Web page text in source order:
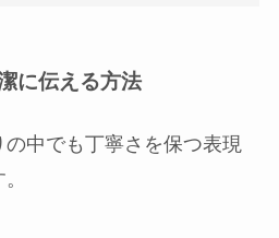
に伝える方法
中でも丁寧さを保つ表現